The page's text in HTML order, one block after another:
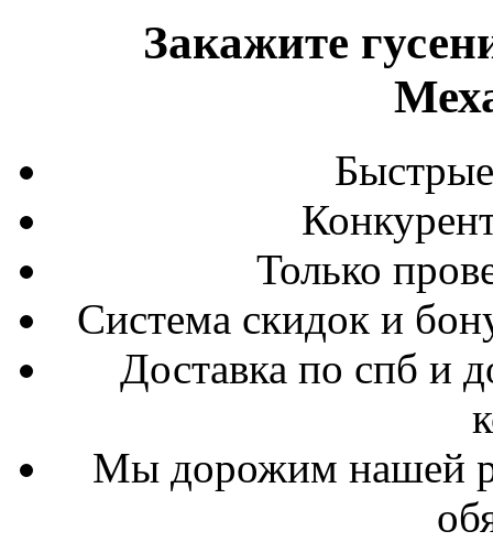
Закажите
Только
Система скидок и
Доставка по спб и
Мы дорожим нашей